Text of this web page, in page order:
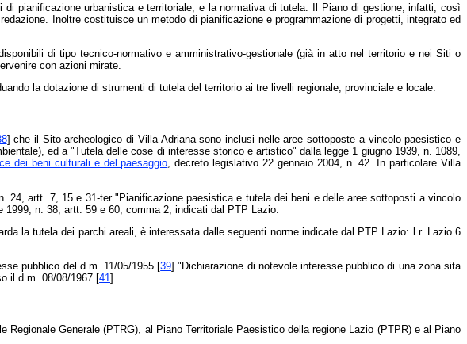
pianificazione urbanistica e territoriale, e la normativa di tutela. Il Piano di gestione, infatti, così
Inoltre costituisce un metodo di pianificazione e programmazione di progetti, integrato ed
di tipo tecnico-normativo e amministrativo-gestionale (già in atto nel territorio e nei Siti o
con azioni mirate.
la dotazione di strumenti di tutela del territorio ai tre livelli regionale, provinciale e locale.
] che il Sito archeologico di Villa Adriana sono inclusi nelle aree sottoposte a vincolo paesistico e
ed a "Tutela delle cose di interesse storico e artistico" dalla legge 1 giugno 1939, n. 1089,
dei beni culturali e del paesaggio, decreto legislativo 22 gennaio 2004, n. 42. In particolare Villa
24, artt. 7, 15 e 31-ter "Pianificazione paesistica e tutela dei beni e delle aree sottoposti a vincolo
n. 38, artt. 59 e 60, comma 2, indicati dal PTP Lazio.
la tutela dei parchi areali, è interessata dalle seguenti norme indicate dal PTP Lazio: l.r. Lazio 6
pubblico del d.m. 11/05/1955 [39] "Dichiarazione di notevole interesse pubblico di una zona sita
il d.m. 08/08/1967 [41].
Generale (PTRG), al Piano Territoriale Paesistico della regione Lazio (PTPR) e al Piano